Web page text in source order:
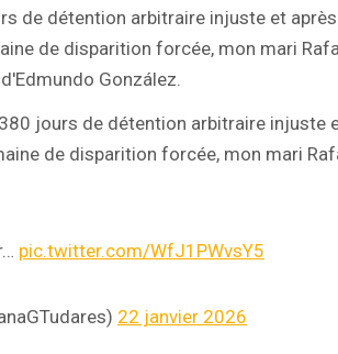
de détention arbitraire injuste et
de disparition forcée, mon mari
González.
jours de détention arbitraire injuste
de disparition forcée, mon mari
pic.twitter.com/WfJ1PWvsY5
22 janvier 2026